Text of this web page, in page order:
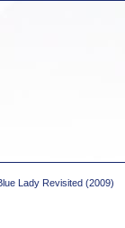
Lady Revisited (2009)